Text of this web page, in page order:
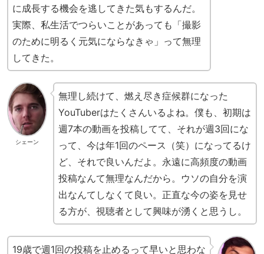
に成長する機会を逃してきた気もするんだ。
実際、私生活でつらいことがあっても「撮影
のために明るく元気にならなきゃ」って無理
してきた。
シェーン
無理し続けて、燃え尽き症候群になった
YouTuberはたくさんいるよね。僕も、初期は
週7本の動画を投稿してて、それが週3回にな
って、今は年1回のペース（笑）になってるけ
ど、それで良いんだよ。永遠に高頻度の動画
投稿なんて無理なんだから。ウソの自分を演
出なんてしなくて良い。正直な今の姿を見せ
る方が、視聴者として興味が湧くと思うし。
19歳で週1回の投稿を止めるって早いと思わな